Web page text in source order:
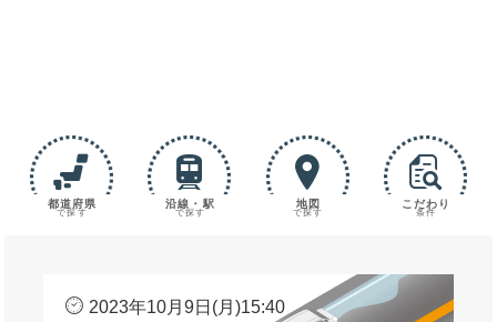
都道府県
で探す
沿線・駅
で探す
地図
で探す
こだわり
条件
2023年10月9日(月)15:40